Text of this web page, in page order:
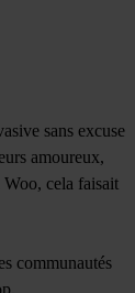
sans excuse
amoureux,
Woo, cela faisait
communautés